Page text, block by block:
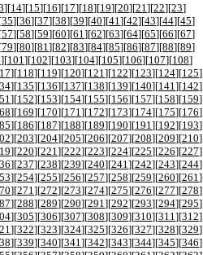
][14][15][16][17][18][19][20][21 ][22][23]
35][36][37][38][39][40][41 ][42][43][44][45]
57][58][59][60][61 ][62][63][64][65][66][67]
79][80][81 ][82][83][84][85][86][87][88][89]
][101 ][102][103][104][105][106][107][108]
][118][119][120][121 ][122][123][124][125]
][135][136][137][138][139][140][141 ][142]
][152][153][154][155][156][157][158][159]
][169][170][171 ][172][173][174][175][176]
][186][187][188][189][190][191 ][192][193]
][203][204][205][206][207][208][209][210]
][220][221 ][222][223][224][225][226][227]
][237][238][239][240][241 ][242][243][244]
][254][255][256][257][258][259][260][261 ]
][271 ][272][273][274][275][276][277][278]
][288][289][290][291 ][292][293][294][295]
][305][306][307][308][309][310][311 ][312]
][322][323][324][325][326][327][328][329]
][339][340][341 ][342][343][344][345][346]